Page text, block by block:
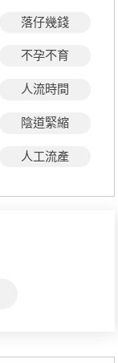
落仔幾錢
不孕不育
人流時間
陰道緊縮
人工流產